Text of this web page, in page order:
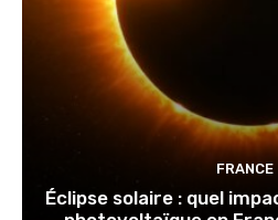
FRANCE
Éclipse solaire : quel